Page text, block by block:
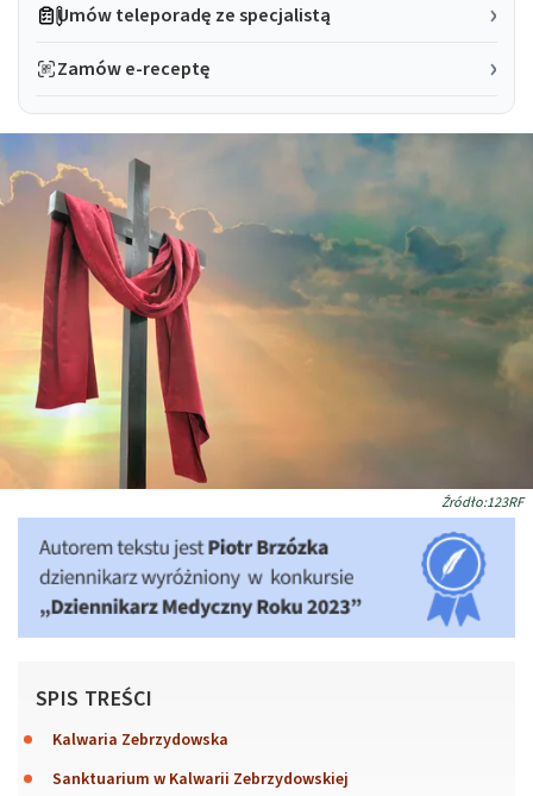
Umów teleporadę ze specjalistą
Zamów e-receptę
Źródło:123RF
SPIS TREŚCI
Kalwaria Zebrzydowska
Sanktuarium w Kalwarii Zebrzydowskiej